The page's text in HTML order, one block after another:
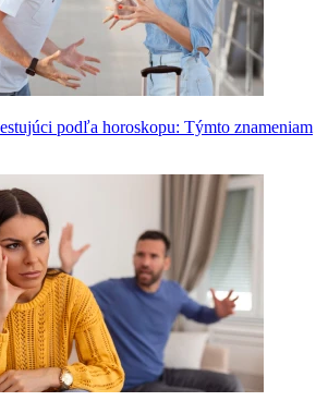
podľa horoskopu: Týmto znameniam